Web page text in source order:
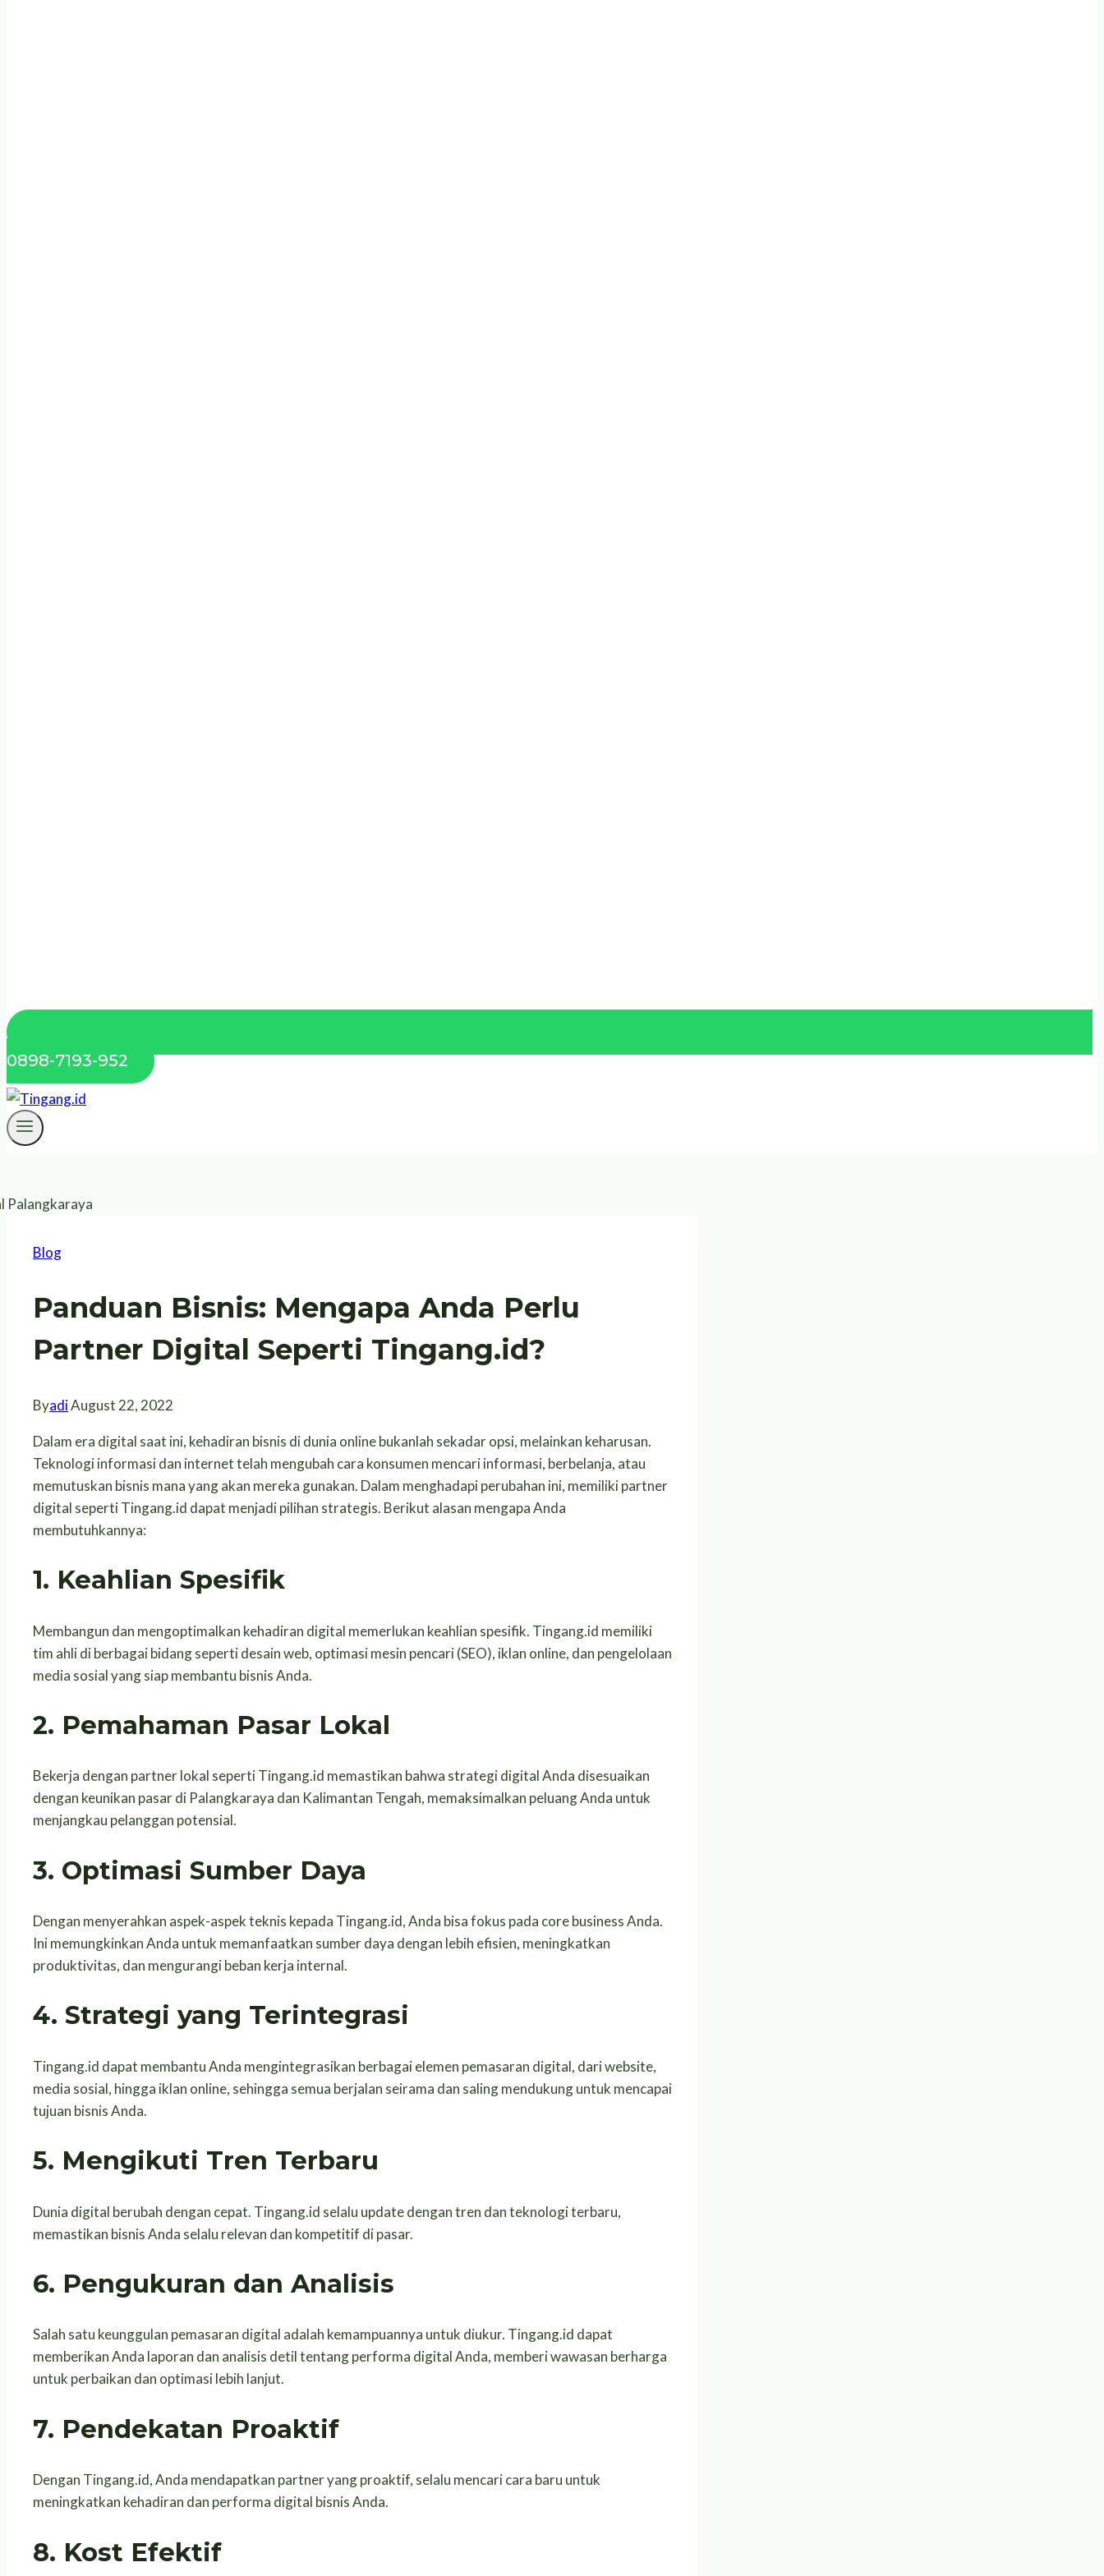
0898-7193-952
Blog
Panduan Bisnis: Mengapa Anda Perlu
Partner Digital Seperti Tingang.id?
ByadiAugust 22, 2022
Dalam era digital saat ini, kehadiran bisnis di dunia online bukanlah sekadar opsi, melainkan keharusan.
Teknologi informasi dan internet telah mengubah cara konsumen mencari informasi, berbelanja, atau
memutuskan bisnis mana yang akan mereka gunakan. Dalam menghadapi perubahan ini, memiliki partner
digital seperti Tingang.id dapat menjadi pilihan strategis. Berikut alasan mengapa Anda
membutuhkannya:
1. Keahlian Spesifik
Membangun dan mengoptimalkan kehadiran digital memerlukan keahlian spesifik. Tingang.id memiliki
tim ahli di berbagai bidang seperti desain web, optimasi mesin pencari (SEO), iklan online, dan pengelolaan
media sosial yang siap membantu bisnis Anda.
2. Pemahaman Pasar Lokal
Bekerja dengan partner lokal seperti Tingang.id memastikan bahwa strategi digital Anda disesuaikan
dengan keunikan pasar di Palangkaraya dan Kalimantan Tengah, memaksimalkan peluang Anda untuk
menjangkau pelanggan potensial.
3. Optimasi Sumber Daya
Dengan menyerahkan aspek-aspek teknis kepada Tingang.id, Anda bisa fokus pada core business Anda.
Ini memungkinkan Anda untuk memanfaatkan sumber daya dengan lebih efisien, meningkatkan
produktivitas, dan mengurangi beban kerja internal.
4. Strategi yang Terintegrasi
Tingang.id dapat membantu Anda mengintegrasikan berbagai elemen pemasaran digital, dari website,
media sosial, hingga iklan online, sehingga semua berjalan seirama dan saling mendukung untuk mencapai
tujuan bisnis Anda.
5. Mengikuti Tren Terbaru
Dunia digital berubah dengan cepat. Tingang.id selalu update dengan tren dan teknologi terbaru,
memastikan bisnis Anda selalu relevan dan kompetitif di pasar.
6. Pengukuran dan Analisis
Salah satu keunggulan pemasaran digital adalah kemampuannya untuk diukur. Tingang.id dapat
memberikan Anda laporan dan analisis detil tentang performa digital Anda, memberi wawasan berharga
untuk perbaikan dan optimasi lebih lanjut.
7. Pendekatan Proaktif
Dengan Tingang.id, Anda mendapatkan partner yang proaktif, selalu mencari cara baru untuk
meningkatkan kehadiran dan performa digital bisnis Anda.
8. Kost Efektif